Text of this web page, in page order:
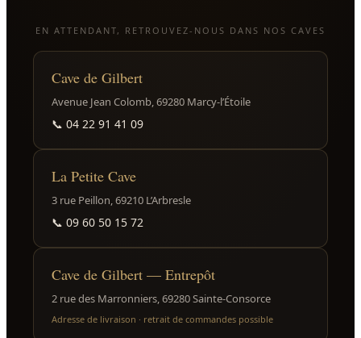
EN ATTENDANT, RETROUVEZ-NOUS DANS NOS CAVES
Cave de Gilbert
Avenue Jean Colomb, 69280 Marcy-l’Étoile
📞 04 22 91 41 09
La Petite Cave
3 rue Peillon, 69210 L’Arbresle
📞 09 60 50 15 72
Cave de Gilbert — Entrepôt
2 rue des Marronniers, 69280 Sainte-Consorce
Adresse de livraison · retrait de commandes possible